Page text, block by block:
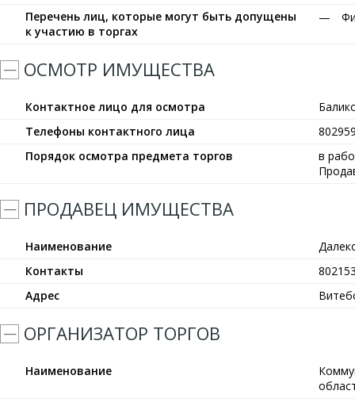
Перечень лиц, которые могут быть допущены
к участию в торгах
ОСМОТР ИМУЩЕСТВА
Контактное лицо для осмотра
Телефоны контактного лица
Порядок осмотра предмета торгов
в
ПРОДАВЕЦ ИМУЩЕСТВА
Наименование
Контакты
Адрес
ОРГАНИЗАТОР ТОРГОВ
Наименование